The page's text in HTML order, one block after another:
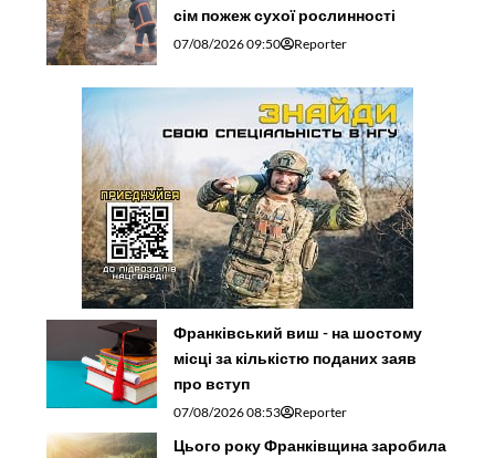
сім пожеж сухої рослинності
07/08/2026 09:50 Reporter
Франківський виш - на шостому
місці за кількістю поданих заяв
про вступ
07/08/2026 08:53 Reporter
Цього року Франківщина заробила